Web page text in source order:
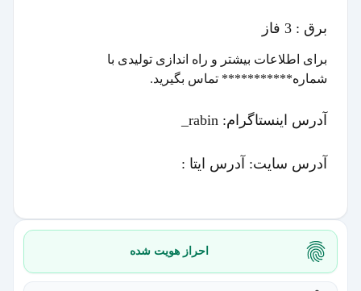
برق : 3 فاز
برای اطلاعات بیشتر و راه اندازی تولیدی با
شماره*********** تماس بگیرید.
آدرس اینستاگرام: rabin_
آدرس سایت: آدرس ایتا :
احراز هویت شده